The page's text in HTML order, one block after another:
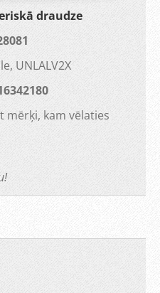
draudze
UNLALV2X
kam vēlaties